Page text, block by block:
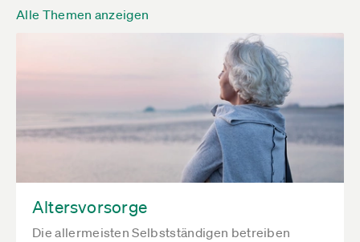
Alle Themen anzeigen
Altersvorsorge
Die allermeisten Selbstständigen betreiben